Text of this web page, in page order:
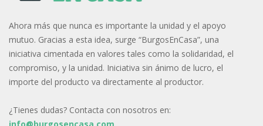
Ahora más que nunca es importante la unidad y el apoyo
mutuo. Gracias a esta idea, surge “BurgosEnCasa”, una
iniciativa cimentada en valores tales como la solidaridad, el
compromiso, y la unidad. Iniciativa sin ánimo de lucro, el
importe del producto va directamente al productor.
¿Tienes dudas? Contacta con nosotros en:
info@burgosencasa.com